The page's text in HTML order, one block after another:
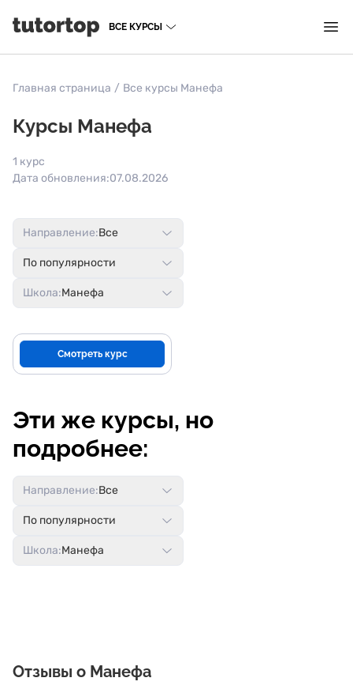
ВСЕ КУРСЫ
Главная страница / Все курсы Манефа
Курсы Манефа
1 курс
Дата обновления:07.08.2026
Школа:Манефа
По популярности
Направление:Все
Смотреть курс
Эти же курсы, но
подробнее:
Направление:Все
По популярности
Школа:Манефа
Отзывы о Манефа